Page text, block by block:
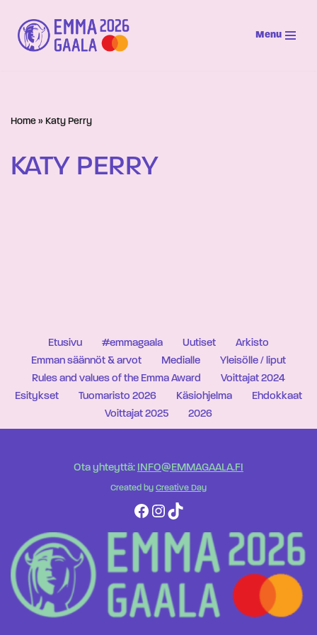
Siirry
suoraan
Menu
Home » Katy Perry
KATY PERRY
Etusivu #emmagaala Uutiset
Arkisto
Emman säännöt & arvot
Medialle
Yleisölle / liput
Rules and values of the Emma Award
Voittajat 2024
Esitykset
Tuomaristo 2026 Käsiohjelma
Ehdokkaat
Voittajat 2025
2026
Ota yhteyttä: INFO@EMMAGAALA.FI
Created by Creative Day